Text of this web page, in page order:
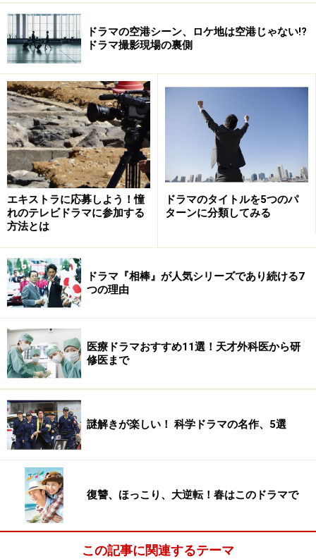
ドラマの空港シーン、ロケ地は空港じゃない!?
ドラマ撮影現場の裏側
エキストラに応募しよう！憧
れのテレビドラマに参加する
方法とは
ドラマのタイトルを5つのパ
ターンに分類してみる
ドラマ『相棒』が人気シリーズであり続ける7
つの理由
医療ドラマおすすめ11選！天才外科医から研
修医まで
謎解きが楽しい！ 科学ドラマの名作、5選
復讐、ほっこり、大逆転！春はこのドラマで
この記事に関連するテーマ